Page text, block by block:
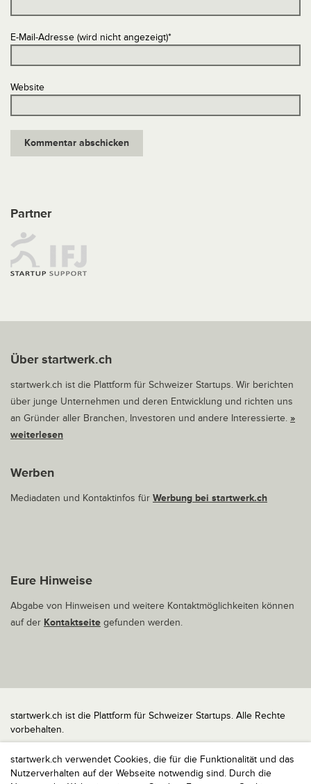
startwerk.ch verwendet Cookies, die für die Funktionalität und das
Nutzerverhalten auf der Webseite notwendig sind. Durch die
E-Mail-Adresse (wird nicht angezeigt)*
Website
Partner
Über startwerk.ch
startwerk.ch ist die Plattform für Schweizer Startups. Wir berichten
über junge Unternehmen und deren Entwicklung und richten uns
an Gründer aller Branchen, Investoren und andere Interessierte. »
weiterlesen
Werben
Mediadaten und Kontaktinfos für Werbung bei startwerk.ch
Eure Hinweise
Abgabe von Hinweisen und weitere Kontaktmöglichkeiten können
auf der Kontaktseite gefunden werden.
startwerk.ch ist die Plattform für Schweizer Startups. Alle Rechte
vorbehalten.
Impressum
Kontakt